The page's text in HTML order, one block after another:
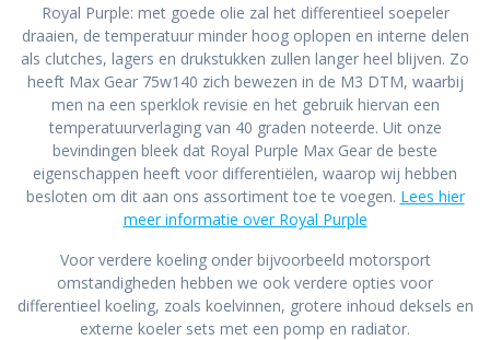
Royal Purple: met goede olie zal het differentieel soepeler
draaien, de temperatuur minder hoog oplopen en interne delen
als clutches, lagers en drukstukken zullen langer heel blijven. Zo
heeft Max Gear 75w140 zich bewezen in de M3 DTM, waarbij
men na een sperklok revisie en het gebruik hiervan een
temperatuurverlaging van 40 graden noteerde. Uit onze
bevindingen bleek dat Royal Purple Max Gear de beste
eigenschappen heeft voor differentiëlen, waarop wij hebben
besloten om dit aan ons assortiment toe te voegen. Lees hier
meer informatie over Royal Purple
Voor verdere koeling onder bijvoorbeeld motorsport
omstandigheden hebben we ook verdere opties voor
differentieel koeling, zoals koelvinnen, grotere inhoud deksels en
externe koeler sets met een pomp en radiator.